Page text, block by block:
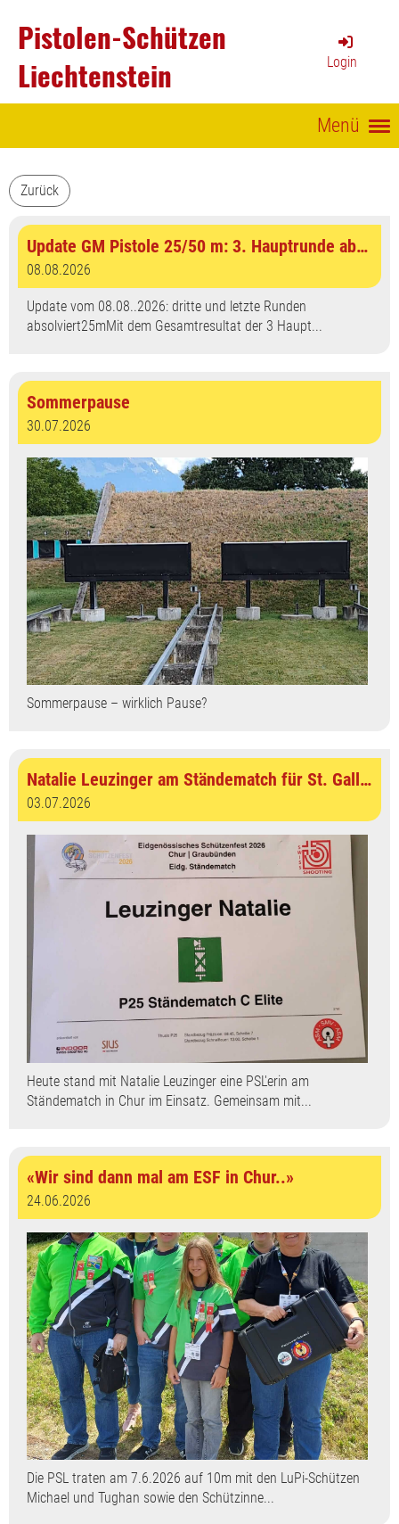
Pistolen-Schützen
Liechtenstein
Login
Menü
Zurück
Update GM Pistole 25/50 m: 3. Hauptrunde abgeschlossen
08.08.2026
Update vom 08.08..2026: dritte und letzte Runden
absolviert25mMit dem Gesamtresultat der 3 Haupt...
Sommerpause
30.07.2026
Sommerpause – wirklich Pause?
Natalie Leuzinger am Ständematch für St. Gallen
03.07.2026
Heute stand mit Natalie Leuzinger eine PSL'erin am
Ständematch in Chur im Einsatz. Gemeinsam mit...
«Wir sind dann mal am ESF in Chur..»
24.06.2026
Die PSL traten am 7.6.2026 auf 10m mit den LuPi-Schützen
Michael und Tughan sowie den Schützinne...